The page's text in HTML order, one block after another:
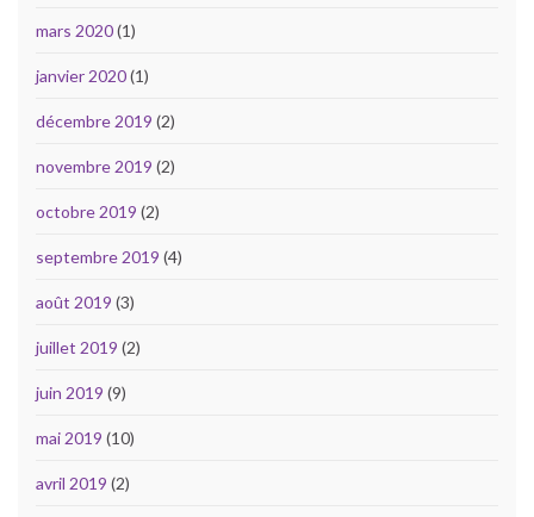
mars 2020(1)
janvier 2020(1)
décembre 2019 (2)
novembre 2019 (2)
octobre 2019 (2)
septembre 2019 (4)
août 2019 (3)
juillet 2019 (2)
juin 2019 (9)
mai 2019 (10)
avril 2019 (2)